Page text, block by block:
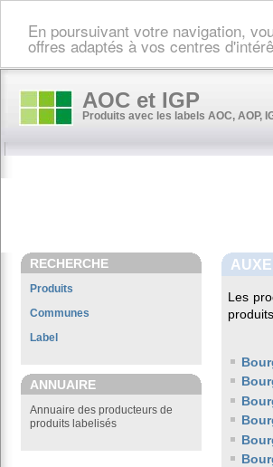
En poursuivant votre navigation,
offres adaptés à vos centres
AOC et IGP
Produits avec les labels AOC, AOP,
RECHERCHE
Produits
Communes
Label
ANNUAIRE
Annuaire des producteurs de
produits labelisés
Les